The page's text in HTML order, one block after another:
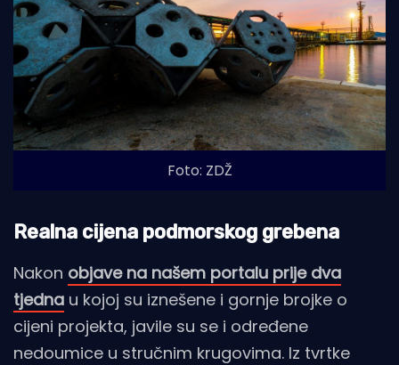
Foto: ZDŽ
Realna cijena podmorskog grebena
Nakon objave na našem portalu prije dva
tjedna u kojoj su iznešene i gornje brojke o
cijeni projekta, javile su se i određene
nedoumice u stručnim krugovima. Iz tvrtke